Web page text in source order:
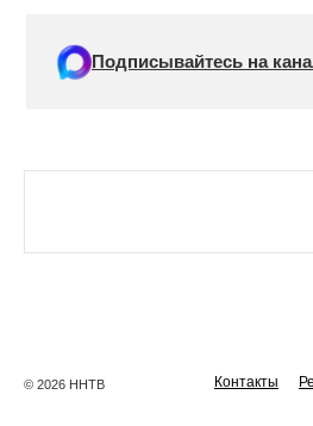
Подписывайтесь на
© 2026 ННТВ Контакты